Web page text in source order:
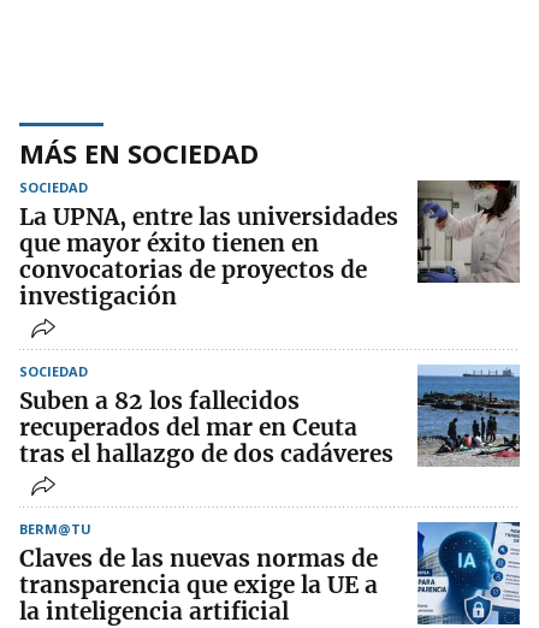
MÁS EN SOCIEDAD
SOCIEDAD
La UPNA, entre las universidades
que mayor éxito tienen en
convocatorias de proyectos de
investigación
SOCIEDAD
Suben a 82 los fallecidos
recuperados del mar en Ceuta
tras el hallazgo de dos cadáveres
BERM@TU
Claves de las nuevas normas de
transparencia que exige la UE a
la inteligencia artificial